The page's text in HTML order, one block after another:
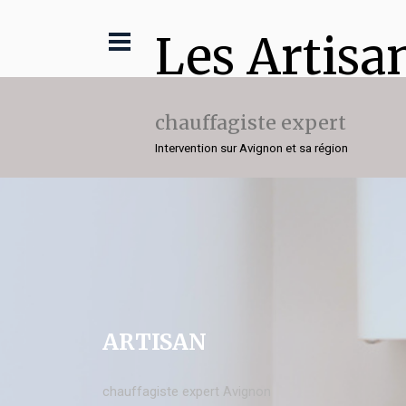
Les
chauffagiste expert
Intervention sur Avignon et sa région
ARTISAN
chauffagiste expert Avignon